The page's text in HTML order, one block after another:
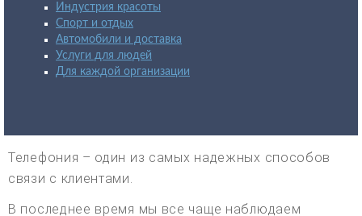
Индустрия красоты
Спорт и отдых
Автомобили и доставка
Услуги для людей
Для каждой организации
Телефония – один из самых надежных способов
связи с клиентами.
В последнее время мы все чаще наблюдаем